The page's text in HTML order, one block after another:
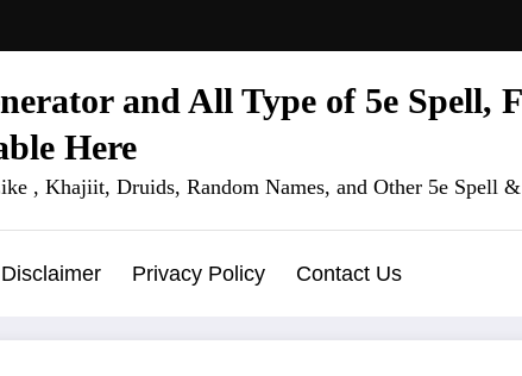
and All Type of 5e Spell,
Here
, Khajiit, Druids, Random Names, and Other 5e Spell &
Disclaimer Privacy Policy Contact Us